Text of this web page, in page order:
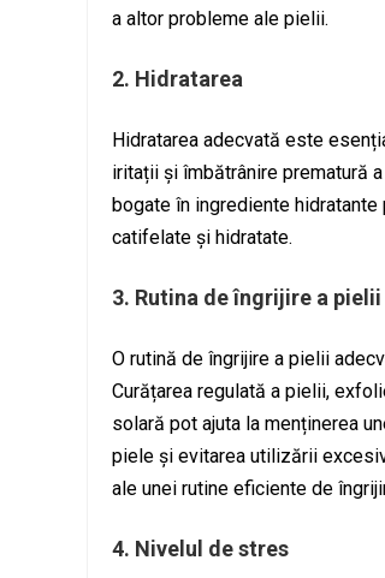
a altor probleme ale pielii.
2. Hidratarea
Hidratarea adecvată este
iritații și îmbătrânire prematură
bogate în ingrediente
catifelate și hidratate.
3. Rutina de îngrijire a pielii
O rutină de îngrijire a pielii
Curățarea regulată a pielii,
solară pot ajuta la menținerea
piele și evitarea utilizării
ale unei rutine eficiente de
4. Nivelul de stres